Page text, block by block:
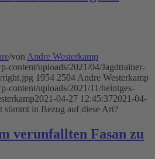
/von Andre Westerkamp
content/uploads/2021/04/Jagdtrainer-
1954 2504 Andre Westerkamp
content/uploads/2021/11/heintges-
2021-04-27 12:45:372021-04-
stimmt in Bezug auf diese Art?
verunfallten Fasan zu